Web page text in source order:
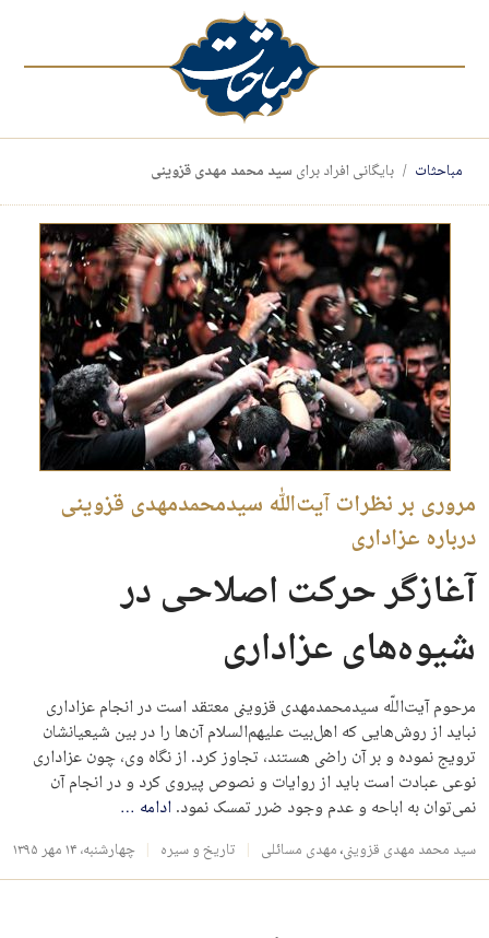
مباحثات بایگانی افراد برای سید محمد مهدی قزوینی
مروری بر نظرات آیت‌الله سیدمحمدمهدی قزوینی
درباره عزاداری
آغازگر حرکت اصلاحی در
شیوه‌های عزاداری
مرحوم آیت‌اللّه سیدمحمدمهدی قزوینی معتقد است در انجام عزاداری
نباید از روش‌هایی که اهل‌بیت علیهم‌السلام آن‌ها را در بین شیعیانشان
ترویج نموده و بر آن راضی هستند، تجاوز کرد. از نگاه وی، چون عزاداری
نوعی عبادت است باید از روایات و نصوص پیروی کرد و در انجام آن
نمی‌توان به اباحه و عدم وجود ضرر تمسک نمود.ادامه …
سید محمد مهدی قزوینی،مهدی مسائلی تاریخ و سیره چهارشنبه، ۱۴ مهر ۱۳۹۵